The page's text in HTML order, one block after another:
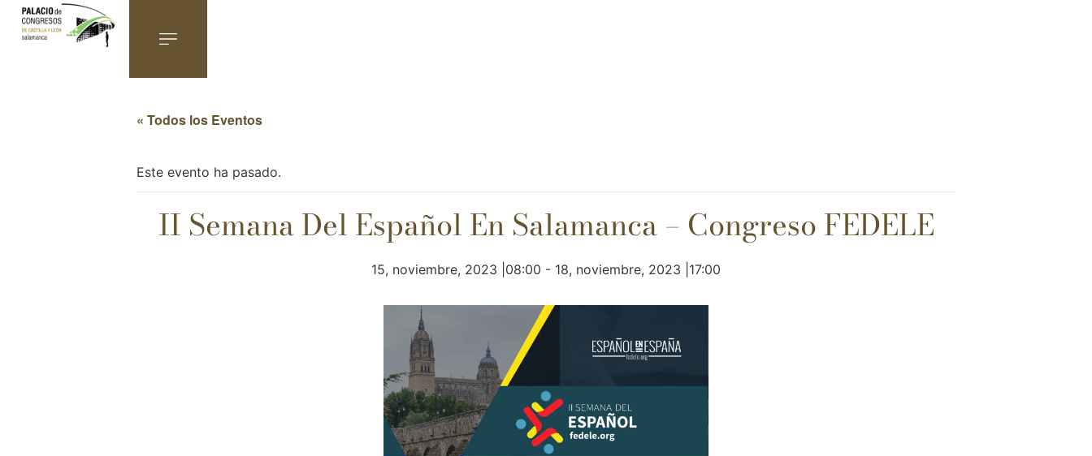
« Todos los Eventos
Este evento ha pasado.
II Semana Del Español En Salamanca – Congreso FEDELE
15, noviembre, 2023 |08:00 - 18, noviembre, 2023 |17:00